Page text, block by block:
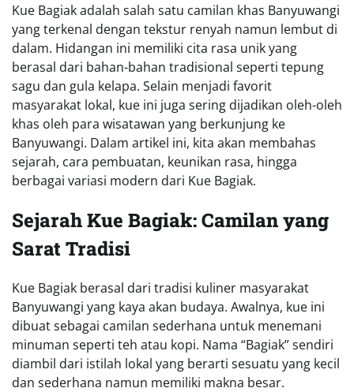
Kue Bagiak adalah salah satu camilan khas Banyuwangi
yang terkenal dengan tekstur renyah namun lembut di
dalam. Hidangan ini memiliki cita rasa unik yang
berasal dari bahan-bahan tradisional seperti tepung
sagu dan gula kelapa. Selain menjadi favorit
masyarakat lokal, kue ini juga sering dijadikan oleh-oleh
khas oleh para wisatawan yang berkunjung ke
Banyuwangi. Dalam artikel ini, kita akan membahas
sejarah, cara pembuatan, keunikan rasa, hingga
berbagai variasi modern dari Kue Bagiak.
Sejarah Kue Bagiak: Camilan yang
Sarat Tradisi
Kue Bagiak berasal dari tradisi kuliner masyarakat
Banyuwangi yang kaya akan budaya. Awalnya, kue ini
dibuat sebagai camilan sederhana untuk menemani
minuman seperti teh atau kopi. Nama “Bagiak” sendiri
diambil dari istilah lokal yang berarti sesuatu yang kecil
dan sederhana namun memiliki makna besar.